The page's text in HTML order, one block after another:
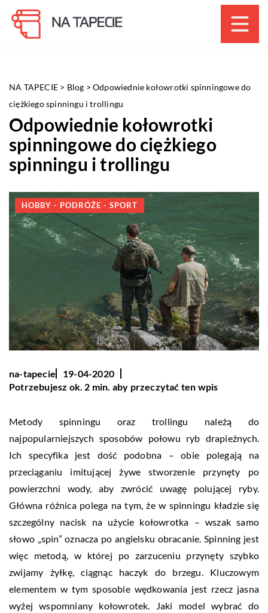
NA TAPECIE > Blog >Odpowiednie kołowrotki spinningowe do
ciężkiego spinningu i trollingu
Odpowiednie kołowrotki
spinningowe do ciężkiego
spinningu i trollingu
HOBBY - PODRÓŻE - SPORT
na-tapecie
19-04-2020
Potrzebujesz ok. 2 min. aby przeczytać ten wpis
Metody spinningu oraz trollingu należą do
najpopularniejszych sposobów połowu ryb drapieżnych.
Ich specyfika jest dość podobna – obie polegają na
przeciąganiu imitującej żywe stworzenie przynęty po
powierzchni wody, aby zwrócić uwagę polującej ryby.
Główna różnica polega na tym, że w spinningu kładzie się
szczególny nacisk na użycie kołowrotka – wszak samo
słowo „spin” oznacza po angielsku obracanie. Spinning jest
więc metodą, w której po zarzuceniu przynęty szybko
zwijamy żyłkę, ciągnąc haczyk do brzegu. Kluczowym
elementem w tym sposobie wędkowania jest rzecz jasna
wyżej wspomniany kołowrotek. Jaki model wybrać do